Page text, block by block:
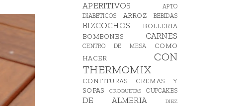
APERITIVOS
APTO
DIABETICOS
ARROZ BEBIDAS
BIZCOCHOS
BOLLERIA
BOMBONES
CARNES
CENTRO DE MESA
COMO
HACER
CON
THERMOMIX
CONFITURAS
CREMAS Y
SOPAS
CROQUETAS CUPCAKES
DE ALMERIA
DIEZ